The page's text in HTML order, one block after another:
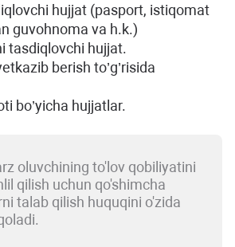
hujjat (pasport, istiqomat
guvohnoma va h.k.)
tasdiqlovchi hujjat.
berish to’g’risida
bo’yicha hujjatlar.
oluvchining to'lov qobiliyatini
qilish uchun qo'shimcha
talab qilish huquqini o'zida